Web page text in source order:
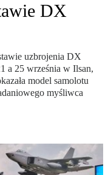
DX
uzbrojenia DX
a 25 września w Ilsan,
model samolotu
myśliwca